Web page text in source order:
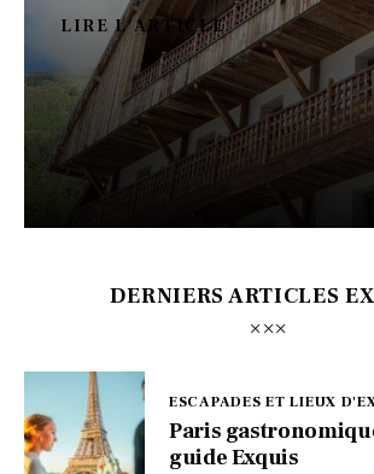
LIRE L'ARTICLE
DERNIERS ARTICLES
ESCAPADES ET LIEUX
Paris
guide Exquis